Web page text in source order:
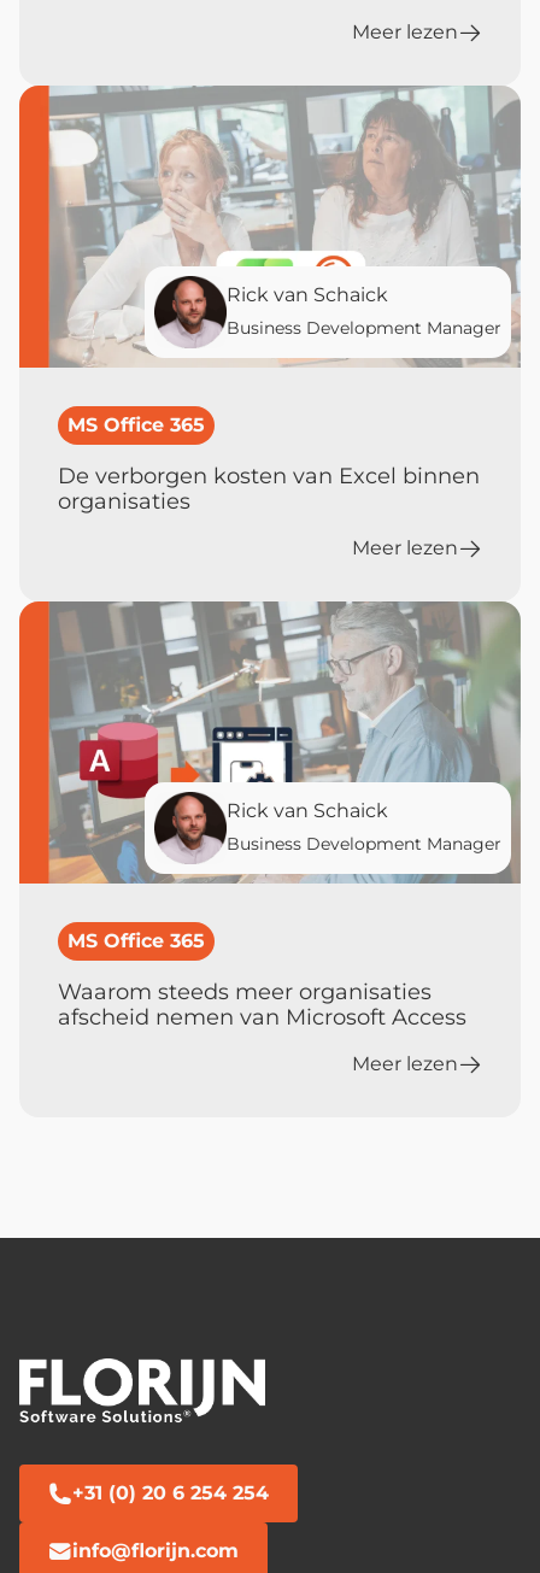
Meer lezen
Rick van Schaick
Business Development Manager
MS Office 365
De verborgen kosten van Excel binnen
organisaties
Meer lezen
Rick van Schaick
Business Development Manager
MS Office 365
Waarom steeds meer organisaties
afscheid nemen van Microsoft Access
Meer lezen
+31 (0) 20 6 254 254
info@florijn.com